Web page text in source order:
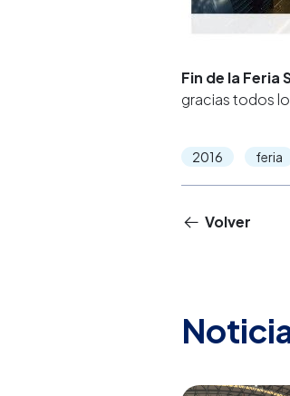
Fin de la Feria
gracias todos
2016 feria
Volver